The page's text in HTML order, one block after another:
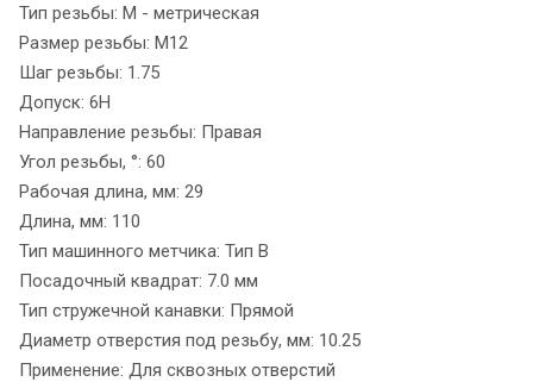
Тип резьбы: M - метрическая
Размер резьбы: M12
Шаг резьбы: 1.75
Допуск: 6H
Направление резьбы: Правая
Угол резьбы, °: 60
Рабочая длина, мм: 29
Длина, мм: 110
Тип машинного метчика: Тип B
Посадочный квадрат: 7.0 мм
Тип стружечной канавки: Прямой
Диаметр отверстия под резьбу, мм: 10.25
Применение: Для сквозных отверстий